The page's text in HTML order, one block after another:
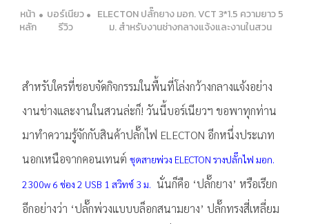
หน้า
หลัก
บอร์เนียว
รีวิว
ELECTON ปลั๊กยาง มอก. VCT 3*1.5 ความยาว 5
ม. สำหรับงานช่างกลางแจ้งและงานในสวน
สำหรับใครที่ชอบจัดกิจกรรมในพื้นที่โล่งกว้างกลางแจ้งอย่าง
งานช่างและงานในสวนล่ะก็! วันนี้บอร์เนียวฯ ขอพาทุกท่าน
มาทำความรู้จักกับสินค้าปลั๊กไฟ ELECTON อีกหนึ่งประเภท
นอกเหนือจากคอนเทนต์ชุดสายพ่วง ELECTON รางปลั๊กไฟ มอก.
2300w 6 ช่อง 2 USB 1 สวิทซ์ 3 ม. นั่นก็คือ ‘ปลั๊กยาง’ หรือเรียก
อีกอย่างว่า ‘ปลั๊กพ่วงแบบบล็อกสนามยาง’ ปลั๊กทรงสี่เหลี่ยม